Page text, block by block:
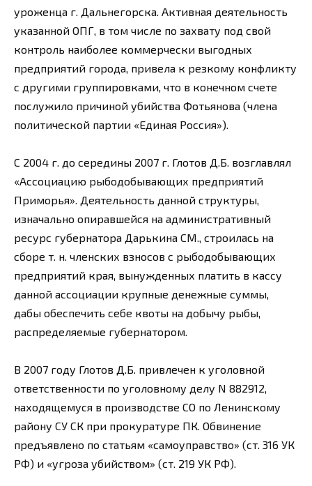
уроженца г. Дальнегорска. Активная деятельность
указанной ОПГ, в том числе по захвату под свой
контроль наиболее коммерчески выгодных
предприятий города, привела к резкому конфликту
с другими группировками, что в конечном счете
послужило причиной убийства Фотьянова (члена
политической партии «Единая Россия»).
С 2004 г. до середины 2007 г. Глотов Д.Б. возглавлял
«Ассоциацию рыбодобывающих предприятий
Приморья». Деятельность данной структуры,
изначально опиравшейся на административный
ресурс губернатора Дарькина СМ., строилась на
сборе т. н. членских взносов с рыбодобывающих
предприятий края, вынужденных платить в кассу
данной ассоциации крупные денежные суммы,
дабы обеспечить себе квоты на добычу рыбы,
распределяемые губернатором.
В 2007 году Глотов Д.Б. привлечен к уголовной
ответственности по уголовному делу N 882912,
находящемуся в производстве СО по Ленинскому
району СУ СК при прокуратуре ПК. Обвинение
предъявлено по статьям «самоуправство» (ст. 316 УК
РФ) и «угроза убийством» (ст. 219 УК РФ).